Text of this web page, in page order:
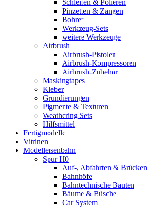
Schleifen & Polieren
Pinzetten & Zangen
Bohrer
Werkzeug-Sets
weitere Werkzeuge
Airbrush
Airbrush-Pistolen
Airbrush-Kompressoren
Airbrush-Zubehör
Maskingtapes
Kleber
Grundierungen
Pigmente & Texturen
Weathering Sets
Hilfsmittel
Fertigmodelle
Vitrinen
Modelleisenbahn
Spur H0
Auf-, Abfahrten & Brücken
Bahnhöfe
Bahntechnische Bauten
Bäume & Büsche
Car System